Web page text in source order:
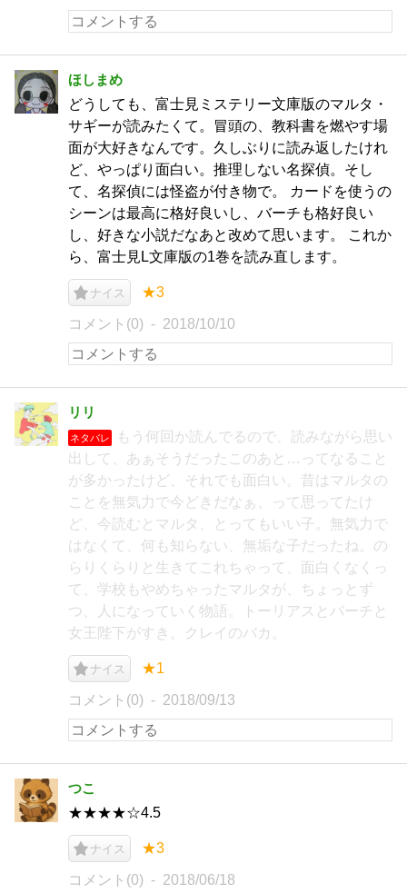
ほしまめ
どうしても、富士見ミステリー文庫版のマルタ・
サギーが読みたくて。冒頭の、教科書を燃やす場
面が大好きなんです。久しぶりに読み返したけれ
ど、やっぱり面白い。推理しない名探偵。そし
て、名探偵には怪盗が付き物で。 カードを使うの
シーンは最高に格好良いし、バーチも格好良い
し、好きな小説だなあと改めて思います。 これか
ら、富士見L文庫版の1巻を読み直します。
ナイス ★3
コメント(0) 2018/10/10
リリ
ネタバレ
もう何回か読んでるので、読みながら思い
出して、あぁそうだったこのあと…ってなること
が多かったけど、それでも面白い。昔はマルタの
ことを無気力で今どきだなぁ、って思ってたけ
ど、今読むとマルタ、とってもいい子。無気力で
はなくて、何も知らない、無垢な子だったね。の
らりくらりと生きてこれちゃって、面白くなくっ
て、学校もやめちゃったマルタが、ちょっとず
つ、人になっていく物語。トーリアスとバーチと
女王陛下がすき。クレイのバカ。
ナイス ★1
コメント(0) 2018/09/13
つこ
★★★★☆4.5
ナイス ★3
コメント(0) 2018/06/18